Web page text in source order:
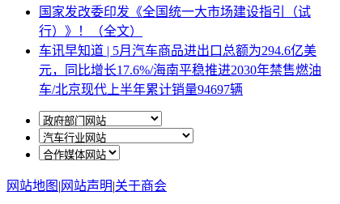
国家发改委印发《全国统一大市场建设指引（试
行）》！（全文）
车讯早知道 | 5月汽车商品进出口总额为294.6亿美
元，同比增长17.6%/海南平稳推进2030年禁售燃油
车/北京现代上半年累计销量94697辆
网站地图 | 网站声明|关于商会